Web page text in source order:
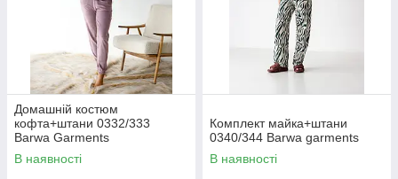
Домашній костюм
кофта+штани 0332/333
Barwa Garments
В наявності
Комплект майка+штани
0340/344 Barwa garments
В наявності